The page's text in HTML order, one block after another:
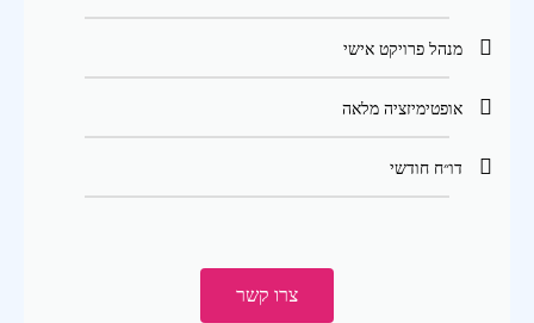
מנהל פרויקט אישי
אופטימיזציה מלאה
דו״ח חודשי
צרו קשר